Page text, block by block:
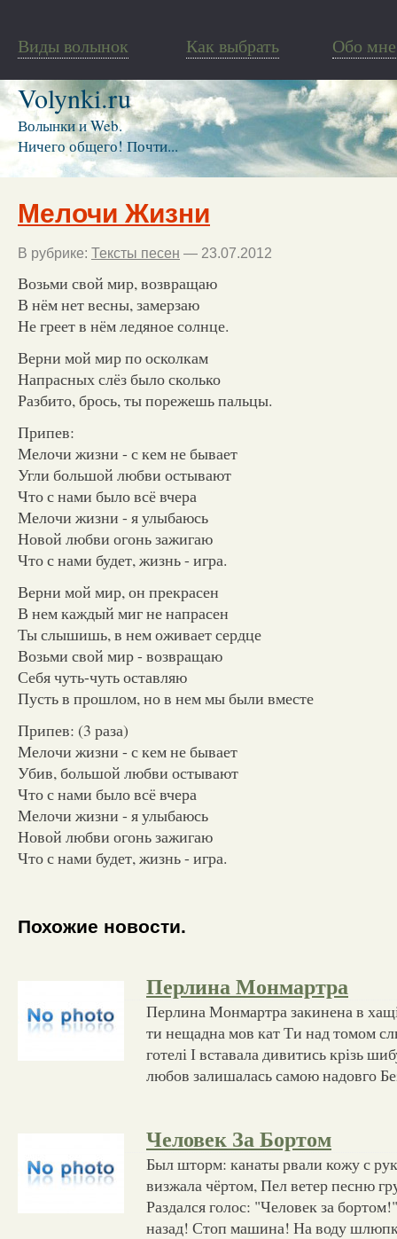
Виды волынок Как выбрать Обо мне
Volynki.ru
Волынки и Web.
Ничего общего! Почти...
Мелочи Жизни
В рубрике: Тексты песен — 23.07.2012
Возьми свой мир, возвращаю
В нём нет весны, замерзаю
Не греет в нём ледяное солнце.
Верни мой мир по осколкам
Напрасных слёз было сколько
Разбито, брось, ты порежешь пальцы.
Припев:
Мелочи жизни - с кем не бывает
Угли большой любви остывают
Что с нами было всё вчера
Мелочи жизни - я улыбаюсь
Новой любви огонь зажигаю
Что с нами будет, жизнь - игра.
Верни мой мир, он прекрасен
В нем каждый миг не напрасен
Ты слышишь, в нем оживает сердце
Возьми свой мир - возвращаю
Себя чуть-чуть оставляю
Пусть в прошлом, но в нем мы были вместе
Припев: (3 раза)
Мелочи жизни - с кем не бывает
Убив, большой любви остывают
Что с нами было всё вчера
Мелочи жизни - я улыбаюсь
Новой любви огонь зажигаю
Что с нами будет, жизнь - игра.
Похожие новости.
Перлина Монмартра
Перлина Монмартра закинена в
ти нещадна мов кат Ти над томом
готелі І вставала дивитись крізь
любов залишалась самою надовго
Человек За Бортом
Был шторм: канаты рвали кожу с
визжала чёртом, Пел ветер песню
Раздался голос: "Человек за
назад! Стоп машина! На воду